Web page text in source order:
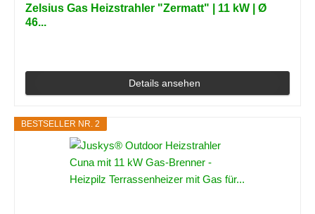
Zelsius Gas Heizstrahler "Zermatt" | 11 kW | Ø
46...
Details ansehen
BESTSELLER NR. 2